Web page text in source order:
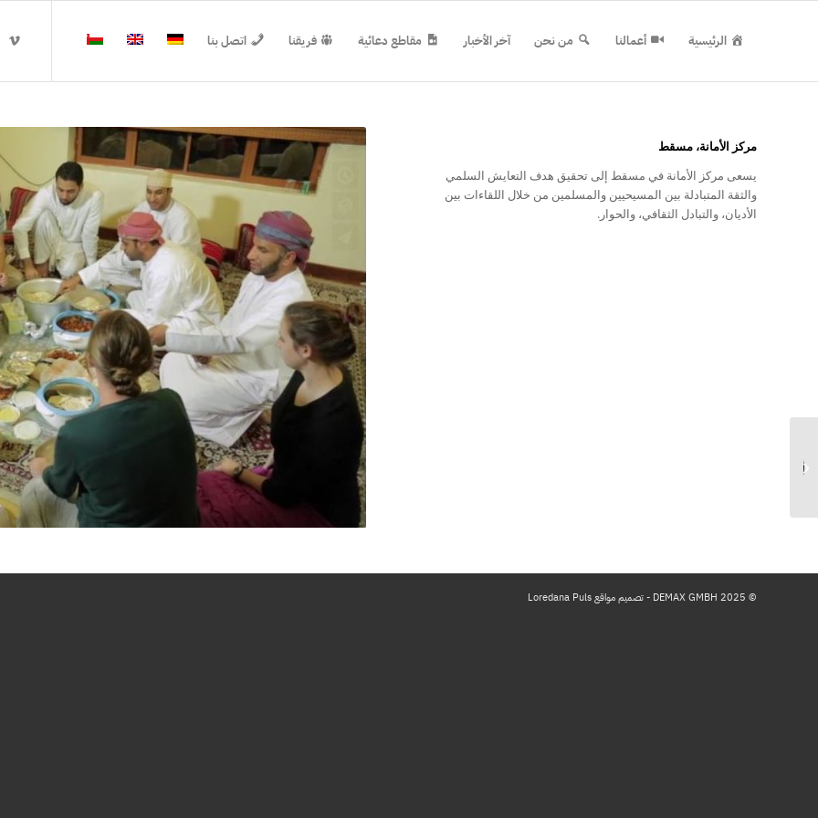
الرئيسية أعمالنا من نحن آخر الأخبار مقاطع دعائية فريقنا اتصل بنا
مركز الأمانة، مسقط
يسعى مركز الأمانة في مسقط إلى تحقيق هدف التعايش السلمي
والثقة المتبادلة بين المسيحيين والمسلمين من خلال اللقاءات بين
الأديان، والتبادل الثقافي، والحوار.
© 2025 DEMAX GMBH - تصميم مواقع Loredana Puls